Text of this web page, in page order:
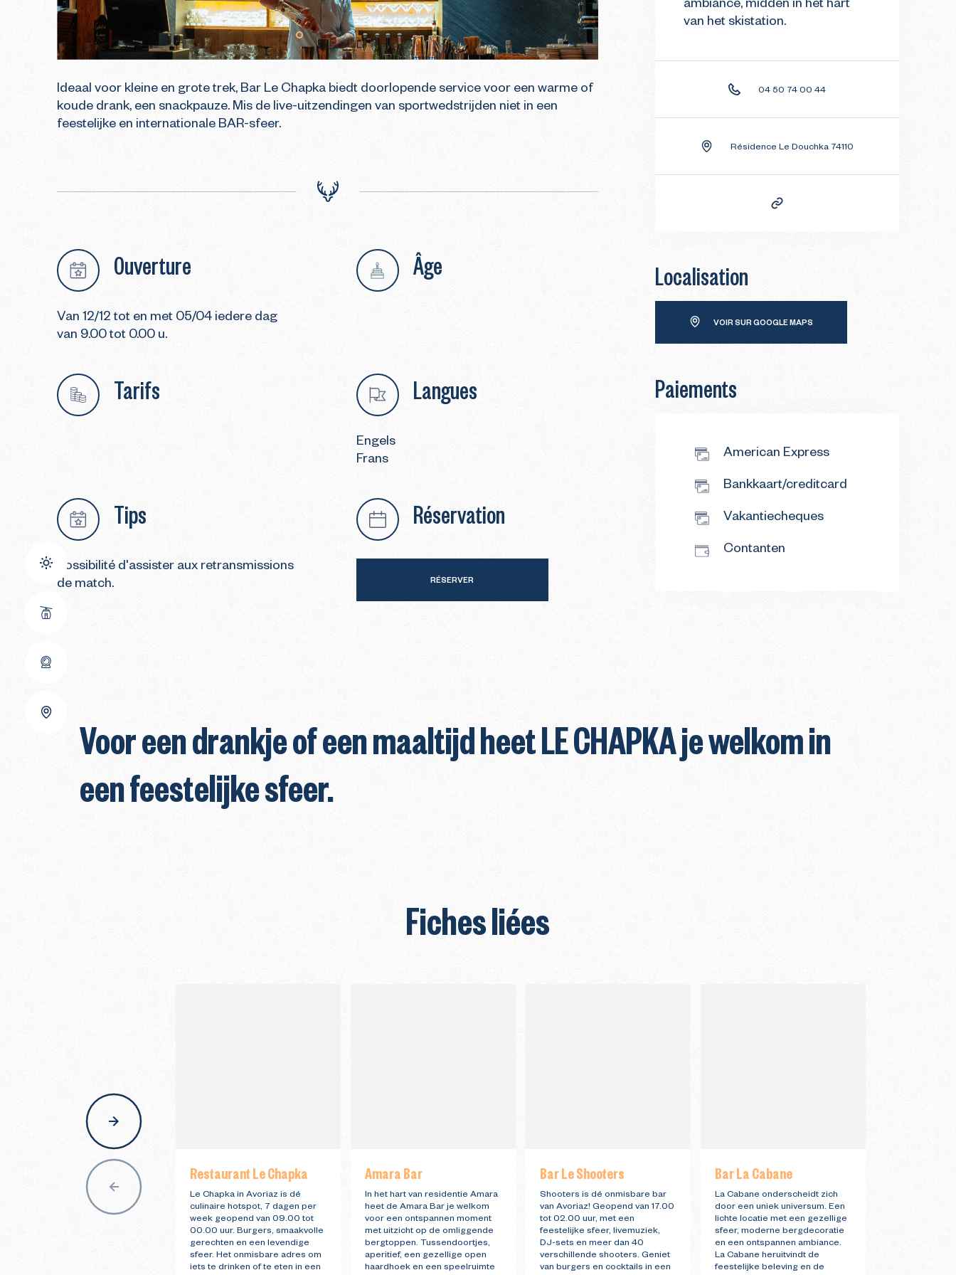
Ideaal voor kleine en grote trek, Bar Le Chapka biedt doorlopende service voor een warme of
koude drank, een snackpauze. Mis de live-uitzendingen van sportwedstrijden niet in een
feestelijke en internationale BAR-sfeer.
Ouverture
Van 12/12 tot en met 05/04 iedere dag
van 9.00 tot 0.00 u.
Âge
Tarifs Langues
Engels
Frans
Tips
Possibilité d'assister aux retransmissions
de match.
Réservation
RÉSERVER
ambiance, midden in het hart
van het skistation.
04 50 74 00 44
Résidence Le Douchka 74110
Localisation
VOIR SUR GOOGLE MAPS
Paiements
American Express
Bankkaart/creditcard
Vakantiecheques
Contanten
Voor een drankje of een maaltijd heet LE CHAPKA je welkom in
een feestelijke sfeer.
Fiches liées
nav
Restaurant Le Chapka
Le Chapka in Avoriaz is dé
culinaire hotspot, 7 dagen per
week geopend van 09.00 tot
00.00 uur. Burgers, smaakvolle
gerechten en een levendige
sfeer. Het onmisbare adres om
iets te drinken of te eten in een
Amara Bar
In het hart van residentie Amara
heet de Amara Bar je welkom
voor een ontspannen moment
met uitzicht op de omliggende
bergtoppen. Tussendoortjes,
aperitief, een gezellige open
haardhoek en een speelruimte
Bar Le Shooters
Shooters is dé onmisbare bar
van Avoriaz! Geopend van 17.00
tot 02.00 uur, met een
feestelijke sfeer, livemuziek,
DJ-sets en meer dan 40
verschillende shooters. Geniet
van burgers en cocktails in een
Bar La Cabane
La Cabane onderscheidt zich
door een uniek universum. Een
lichte locatie met een gezellige
sfeer, moderne bergdecoratie
en een ontspannen ambiance.
La Cabane heruitvindt de
feestelijke beleving en de